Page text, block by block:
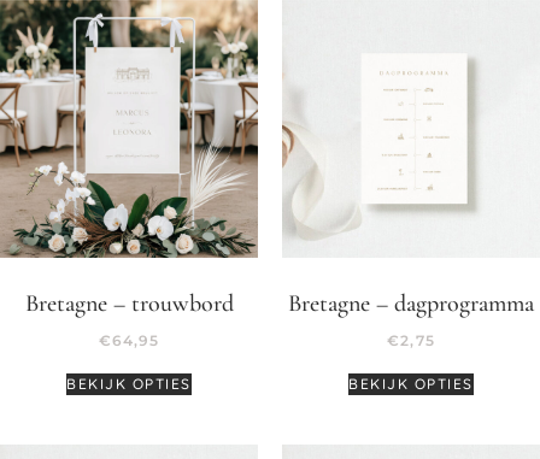
Bretagne – trouwbord
€64,95
BEKIJK OPTIES
Bretagne – dagprogramma
€2,75
BEKIJK OPTIES